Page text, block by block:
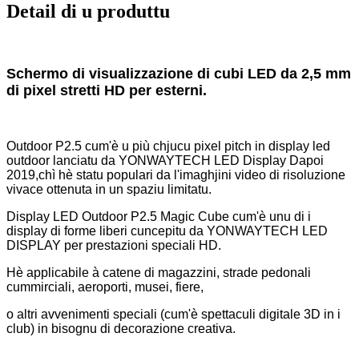
Detail di u produttu
Schermo di visualizzazione di cubi LED da 2,5 mm
di pixel stretti HD per esterni.
Outdoor P2.5 cum'è u più chjucu pixel pitch in display led
outdoor lanciatu da YONWAYTECH LED Display Dapoi
2019,chì hè statu populari da l'imaghjini video di risoluzione
vivace ottenuta in un spaziu limitatu.
Display LED Outdoor P2.5 Magic Cube cum'è unu di i
display di forme liberi cuncepitu da YONWAYTECH LED
DISPLAY per prestazioni speciali HD.
Hè applicabile à catene di magazzini, strade pedonali
cummirciali, aeroporti, musei, fiere,
o altri avvenimenti speciali (cum'è spettaculi digitale 3D in i
club) in bisognu di decorazione creativa.